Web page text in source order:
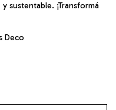
sustentable. ¡Transformá
Deco